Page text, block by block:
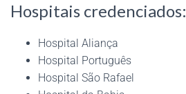
Hospitais credenciados:
Hospital Aliança
Hospital Português
Hospital São Rafael